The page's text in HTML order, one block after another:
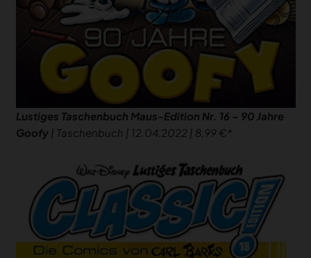
Lustiges Taschenbuch Maus-Edition Nr. 16 – 90 Jahre
Goofy| Taschenbuch | 12.04.2022 | 8,99 €